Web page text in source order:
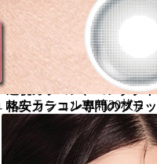
格安カラコン専門のグレー
] ボシュロム ラシェル (1
、乱視カラコン、格安乱
用カラコン、韓国乱視カラ
遠視カラコン、コンタクト
格安カラコン専門のブラッ
] ボシュロム ラシェル (1
、乱視カラコン、格安乱